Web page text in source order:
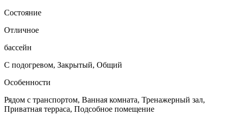
Состояние
Отличное
бассейн
С подогревом, Закрытый, Общий
Особенности
Рядом с транспортом, Ванная комната, Тренажерный зал,
Приватная терраса, Подсобное помещение